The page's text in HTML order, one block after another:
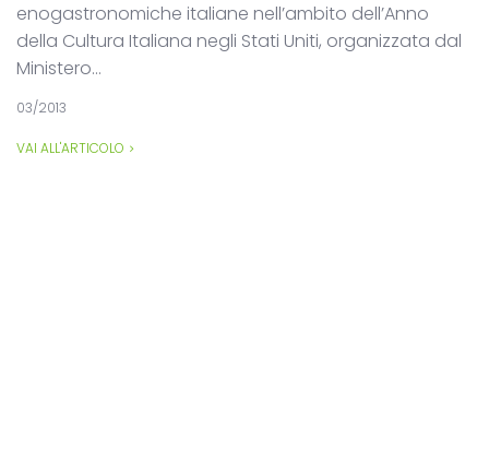
enogastronomiche italiane nell’ambito dell’Anno
della Cultura Italiana negli Stati Uniti, organizzata dal
Ministero...
03/2013
VAI ALL'ARTICOLO